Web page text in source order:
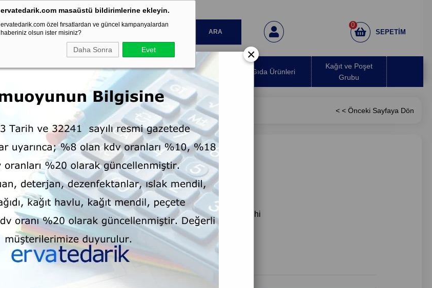
ervatedarik.com masaüstü bildirimlerine ekleyin.
ervatedarik.com özel fırsatlardan ve güncel kampanyalardan
haberiniz olsun ister misiniz?
Daha Sonra Evet
SEPETIM
0
Kişisel Temizlik Dispenser
Koku ve Hava
Gıda Ürünleri
Kağıt ve Poşet
Grubu
Çift Kovalı Temizlik Kiti Herkül 676 < < Önceki Sayfaya Dön
Çift Kovalı Temizlik Kiti Herkül 676
Marka : UTP Professional
Tahmini Teslim Süresi
: 7 Tahmini Teslimat Tarihi
₺6.656,93
KDV Dahil ₺7.988,31
×